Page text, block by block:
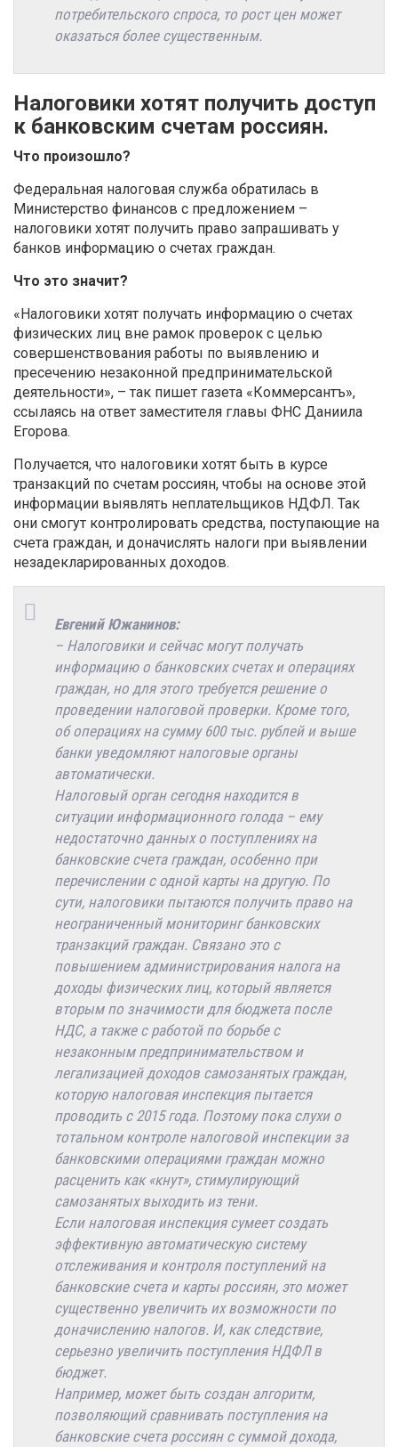
потребительского спроса, то рост цен может
оказаться более существенным.
Налоговики хотят получить доступ
к банковским счетам россиян.
Что произошло?
Федеральная налоговая служба обратилась в
Министерство финансов с предложением –
налоговики хотят получить право запрашивать у
банков информацию о счетах граждан.
Что это значит?
«Налоговики хотят получать информацию о счетах
физических лиц вне рамок проверок с целью
совершенствования работы по выявлению и
пресечению незаконной предпринимательской
деятельности», – так пишет газета «Коммерсантъ»,
ссылаясь на ответ заместителя главы ФНС Даниила
Егорова.
Получается, что налоговики хотят быть в курсе
транзакций по счетам россиян, чтобы на основе этой
информации выявлять неплательщиков НДФЛ. Так
они смогут контролировать средства, поступающие на
счета граждан, и доначислять налоги при выявлении
незадекларированных доходов.
Евгений Южанинов:
– Налоговики и сейчас могут получать
информацию о банковских счетах и операциях
граждан, но для этого требуется решение о
проведении налоговой проверки. Кроме того,
об операциях на сумму 600 тыс. рублей и выше
банки уведомляют налоговые органы
автоматически.
Налоговый орган сегодня находится в
ситуации информационного голода – ему
недостаточно данных о поступлениях на
банковские счета граждан, особенно при
перечислении с одной карты на другую. По
сути, налоговики пытаются получить право на
неограниченный мониторинг банковских
транзакций граждан. Связано это с
повышением администрирования налога на
доходы физических лиц, который является
вторым по значимости для бюджета после
НДС, а также с работой по борьбе с
незаконным предпринимательством и
легализацией доходов самозанятых граждан,
которую налоговая инспекция пытается
проводить с 2015 года. Поэтому пока слухи о
тотальном контроле налоговой инспекции за
банковскими операциями граждан можно
расценить как «кнут», стимулирующий
самозанятых выходить из тени.
Если налоговая инспекция сумеет создать
эффективную автоматическую систему
отслеживания и контроля поступлений на
банковские счета и карты россиян, это может
существенно увеличить их возможности по
доначислению налогов. И, как следствие,
серьезно увеличить поступления НДФЛ в
бюджет.
Например, может быть создан алгоритм,
позволяющий сравнивать поступления на
банковские счета россиян с суммой дохода,